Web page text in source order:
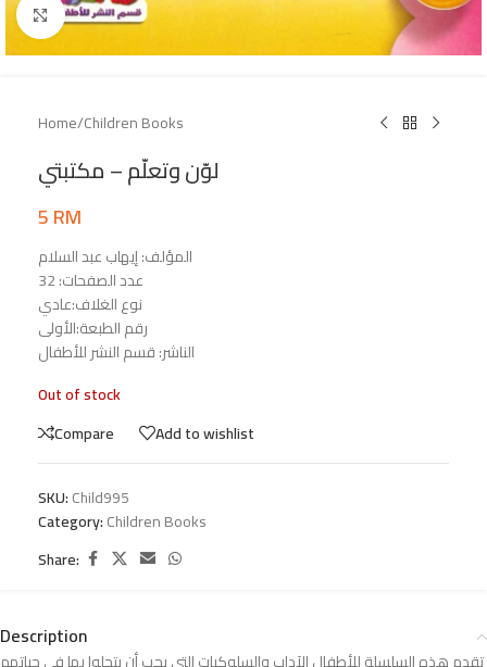
Click to enlarge
Home/Children Books
لوّن وتعلّم – مكتبتي
5RM
المؤلف: إيهاب عبد السلام
عدد الصفحات: 32
نوع الغلاف:عادي
رقم الطبعة:الأولى
الناشر: قسم النشر للأطفال
Out of stock
Compare
Add to wishlist
SKU:Child995
Category:Children Books
Share:
Description